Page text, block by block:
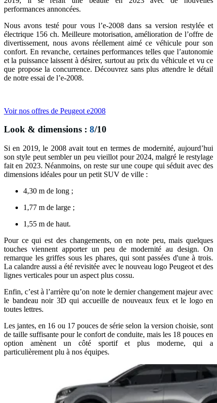
performances annoncées.
Nous avons testé pour vous l’e-2008 dans sa version restylée et
électrique 156 ch. Meilleure motorisation, amélioration de l’offre de
divertissement, nous avons réellement aimé ce véhicule pour son
confort. En revanche, certaines performances telles que l’autonomie
et la puissance laissent à désirer, surtout au prix du véhicule et vu ce
que propose la concurrence. Découvrez sans plus attendre le détail
de notre essai de l’e-2008.
Voir nos offres de Peugeot e2008
Look & dimensions : 8/10
Si en 2019, le 2008 avait tout en termes de modernité, aujourd’hui
son style peut sembler un peu vieillot pour 2024, malgré le restylage
fait en 2023. Néanmoins, on reste sur une coupe qui séduit avec des
dimensions idéales pour un petit SUV de ville :
4,30 m de long ;
1,77 m de large ;
1,55 m de haut.
Pour ce qui est des changements, on en note peu, mais quelques
touches viennent apporter un peu de modernité au design. On
remarque les griffes sous les phares, qui sont passées d'une à trois.
La calandre aussi a été revisitée avec le nouveau logo Peugeot et des
lignes verticales pour un aspect plus cossu.
Enfin, c’est à l’arrière qu’on note le dernier changement majeur avec
le bandeau noir 3D qui accueille de nouveaux feux et le logo en
toutes lettres.
Les jantes, en 16 ou 17 pouces de série selon la version choisie, sont
de taille suffisante pour le confort de conduite, mais les 18 pouces en
option amènent un côté sportif et plus moderne, qui a
particulièrement plu à nos équipes.